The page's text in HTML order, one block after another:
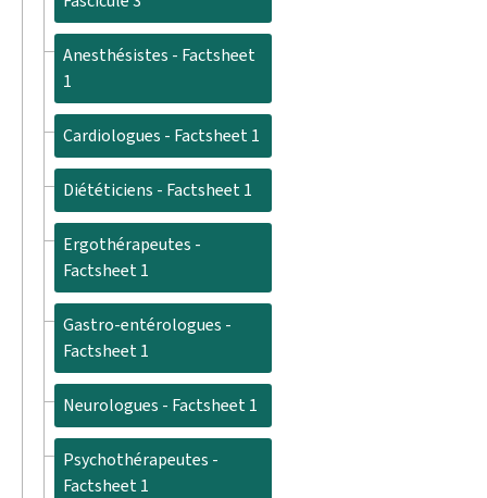
Anesthésistes - Factsheet
1
Cardiologues - Factsheet 1
Diététiciens - Factsheet 1
Ergothérapeutes -
Factsheet 1
Gastro-entérologues -
Factsheet 1
Neurologues - Factsheet 1
Psychothérapeutes -
Factsheet 1